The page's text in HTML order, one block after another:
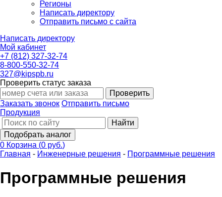
Регионы
Написать директору
Отправить письмо с сайта
Написать директору
Мой кабинет
+7 (812) 327-32-74
8-800-550-32-74
327@kipspb.ru
Проверить статус заказа
Проверить
Заказать звонок Отправить письмо
Продукция
Найти
Подобрать аналог
0 Корзина (0 руб.)
Главная - Инженерные решения - Программные решения
Программные решения